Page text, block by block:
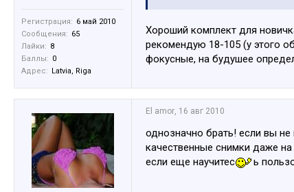
Регистрация: 6 май 2010
Сообщения: 65
Лайки: 8
Баллы: 0
Адрес: Latvia, Riga
Хороший комплект для
рекомендую 18-105 (у этого
фокусные, на будушее
El amor, 16 авг 2010
однозначно брать! если вы
качественные снимки даже
если еще научитес
ь